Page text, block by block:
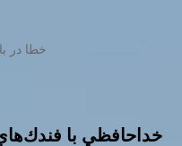
خطا در
خداحافظي با